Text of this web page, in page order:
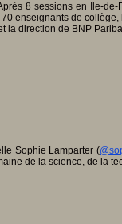
8 sessions en
enseignants de
la direction de BNP
Sophie Lamparter (
de la science, de la